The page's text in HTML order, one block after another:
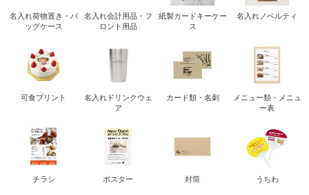
名入れ荷物置き・バ
ッグケース
名入れ会計用品・フ
ロント用品
紙製カードキーケー
ス
名入れノベルティ
可食プリント
名入れドリンクウェ
ア
カード類・名刺
メニュー類・メニュ
ー表
チラシ ポスター 封筒 うちわ